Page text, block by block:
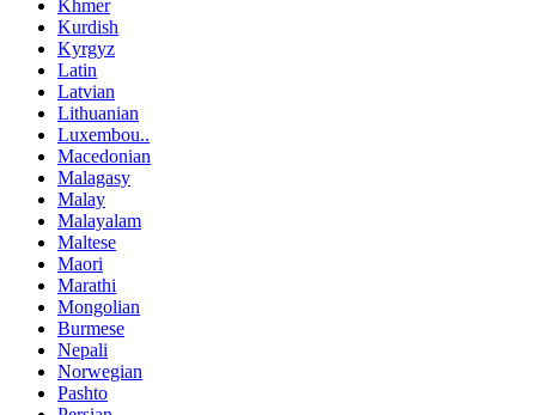
Khmer
Kurdish
Kyrgyz
Latin
Latvian
Lithuanian
Luxembou..
Macedonian
Malagasy
Malay
Malayalam
Maltese
Maori
Marathi
Mongolian
Burmese
Nepali
Norwegian
Pashto